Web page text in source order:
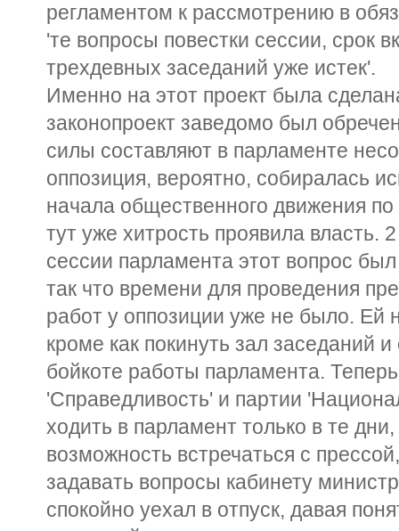
регламентом к рассмотрению в
'те вопросы повестки сессии, срок
трехдевных заседаний уже истек'.
Именно на этот проект была
законопроект заведомо был
силы составляют в парламенте
оппозиция, вероятно, собиралась
начала общественного движения
тут уже хитрость проявила
сессии парламента этот вопрос
так что времени для проведения
работ у оппозиции уже не было. Ей
кроме как покинуть зал заседаний
бойкоте работы парламента.
'Справедливость' и партии
ходить в парламент только в те дни,
возможность встречаться с
задавать вопросы кабинету
спокойно уехал в отпуск, давая